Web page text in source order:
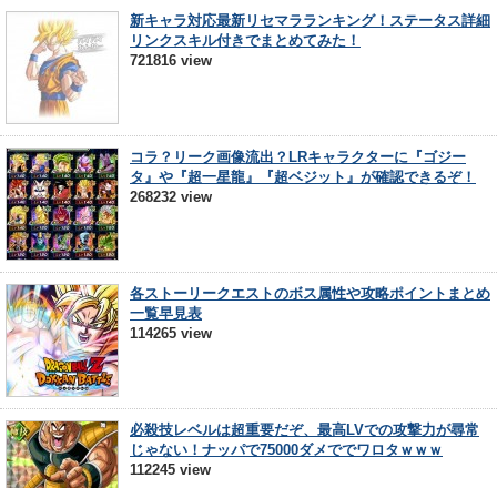
新キャラ対応最新リセマラランキング！ステータス詳細
リンクスキル付きでまとめてみた！
721816 view
コラ？リーク画像流出？LRキャラクターに『ゴジー
タ』や『超一星龍』『超ベジット』が確認できるぞ！
268232 view
各ストーリークエストのボス属性や攻略ポイントまとめ
一覧早見表
114265 view
必殺技レベルは超重要だぞ、最高LVでの攻撃力が尋常
じゃない！ナッパで75000ダメででワロタｗｗｗ
112245 view